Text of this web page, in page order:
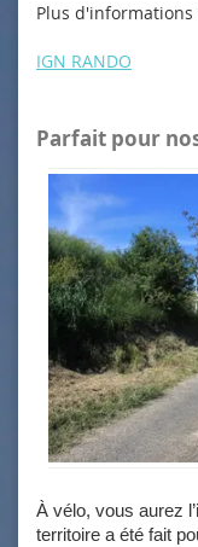
Plus d'informations
IGN RANDO
Parfait pour
À vélo, vous aurez
territoire a été fait